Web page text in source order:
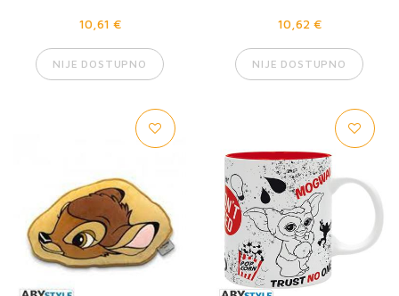
10,61 €
NIJE DOSTUPNO
10,62 €
NIJE DOSTUPNO